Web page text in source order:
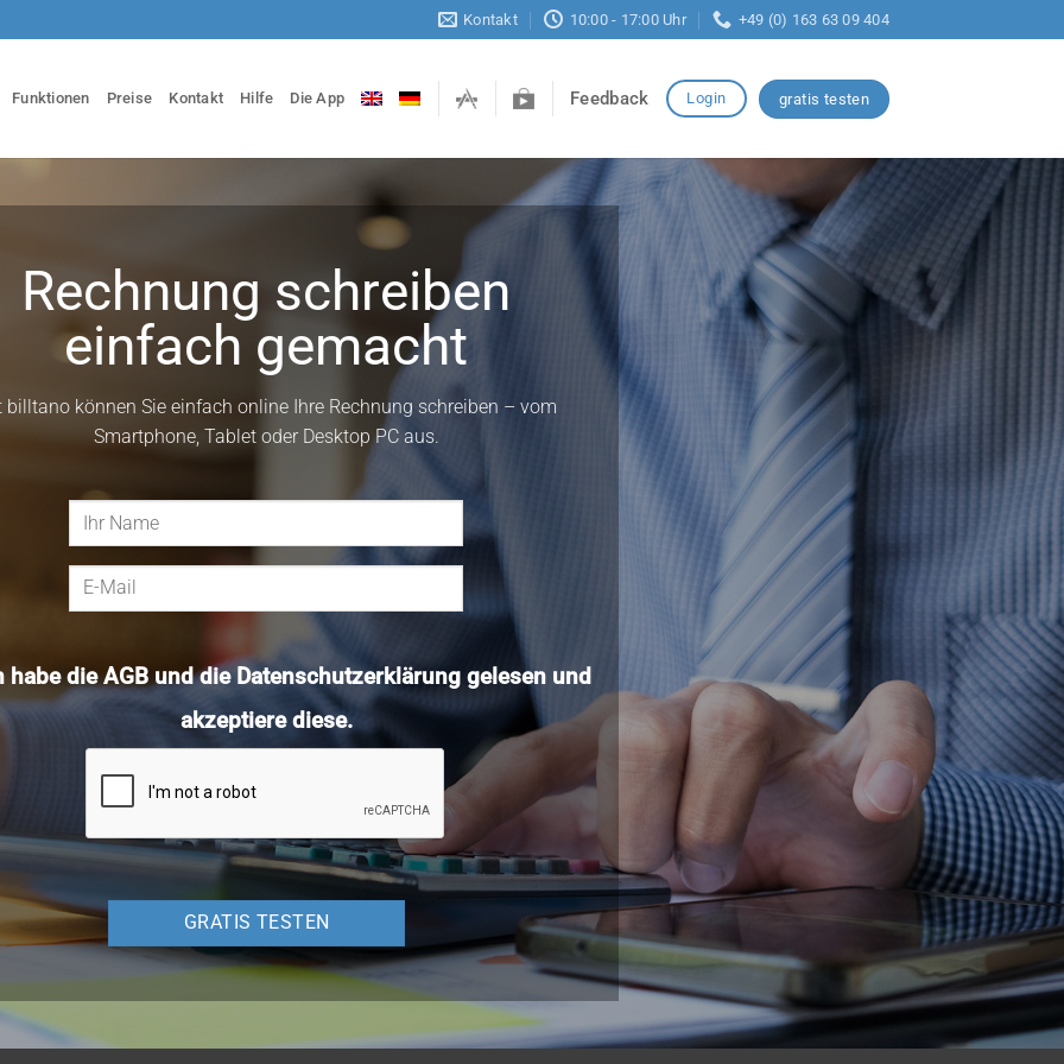
Kontakt 10:00 - 17:00 Uhr +49 (0) 163 63 09 404
Funktionen Preise Kontakt Hilfe Die App Feedback Login gratis testen
Rechnung schreiben
einfach gemacht
billtano können Sie einfach online Ihre Rechnung schreiben – vom
Smartphone, Tablet oder Desktop PC aus.
habe dieAGBund die Datenschutzerklärunggelesen und
akzeptiere diese.